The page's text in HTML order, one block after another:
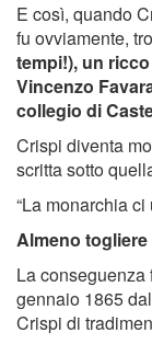
E così, quando
fu ovviamente,
tempi!), un
Vincenzo
collegio di
Crispi diventa
scritta sotto
“La monarchia
Almeno
La conseguenza
gennaio 1865
Crispi di